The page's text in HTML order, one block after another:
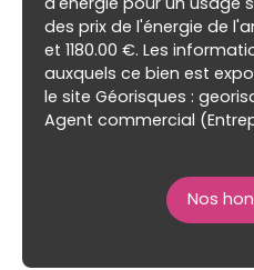
des prix de l'énergie de
et 1180.00 €. Les
auxquels ce bien est
le site Géorisques :
Agent commercial
Nos